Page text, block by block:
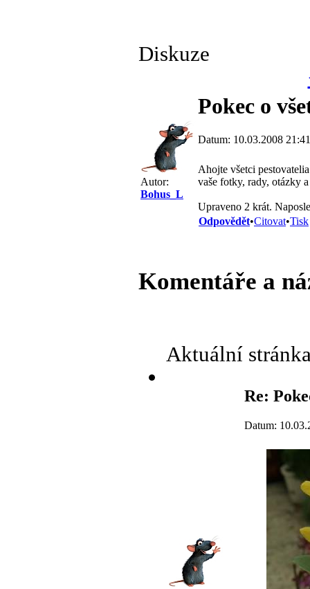
Diskuze
Autor:
Bohus_L
Pokec o
Datum: 10.03.2008 21:41
Ahojte všetci
vaše fotky, rady, otázky
Upraveno 2 krát.
Odpovědět•Citovat•Tisk
Komentáře a
Aktuální
Re:
Datum: